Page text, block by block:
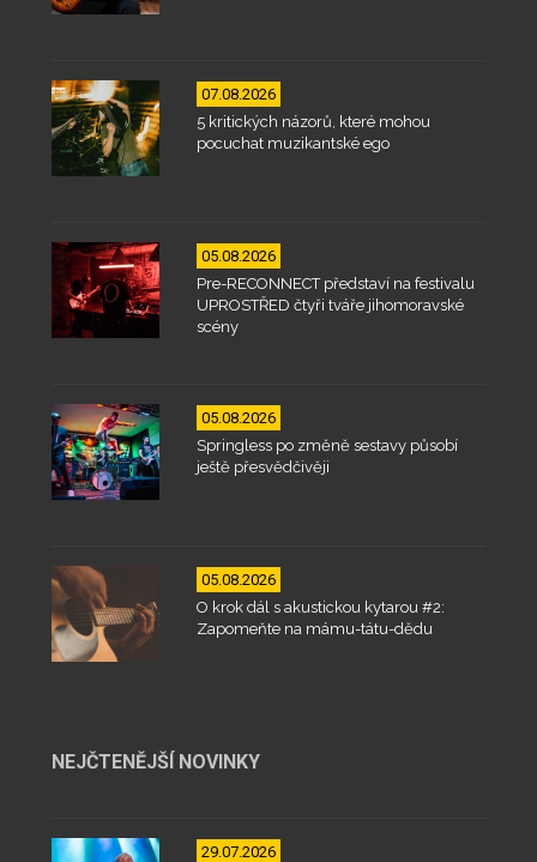
07.08.2026
5 kritických názorů, které mohou
pocuchat muzikantské ego
05.08.2026
Pre-RECONNECT představí na festivalu
UPROSTŘED čtyři tváře jihomoravské
scény
05.08.2026
Springless po změně sestavy působí
ještě přesvědčivěji
05.08.2026
O krok dál s akustickou kytarou #2:
Zapomeňte na mámu-tátu-dědu
NEJČTENĚJŠÍ NOVINKY
29.07.2026